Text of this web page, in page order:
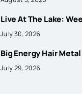
Live At The Lake:
July 30, 2026
Big Energy Hair
July 29, 2026